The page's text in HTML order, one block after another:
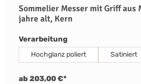
Sommelier Messer mit Griff aus
jahre alt, Kern
Verarbeitungauswählen
Hochglanz poliert Satiniert
ab 203,00 €*